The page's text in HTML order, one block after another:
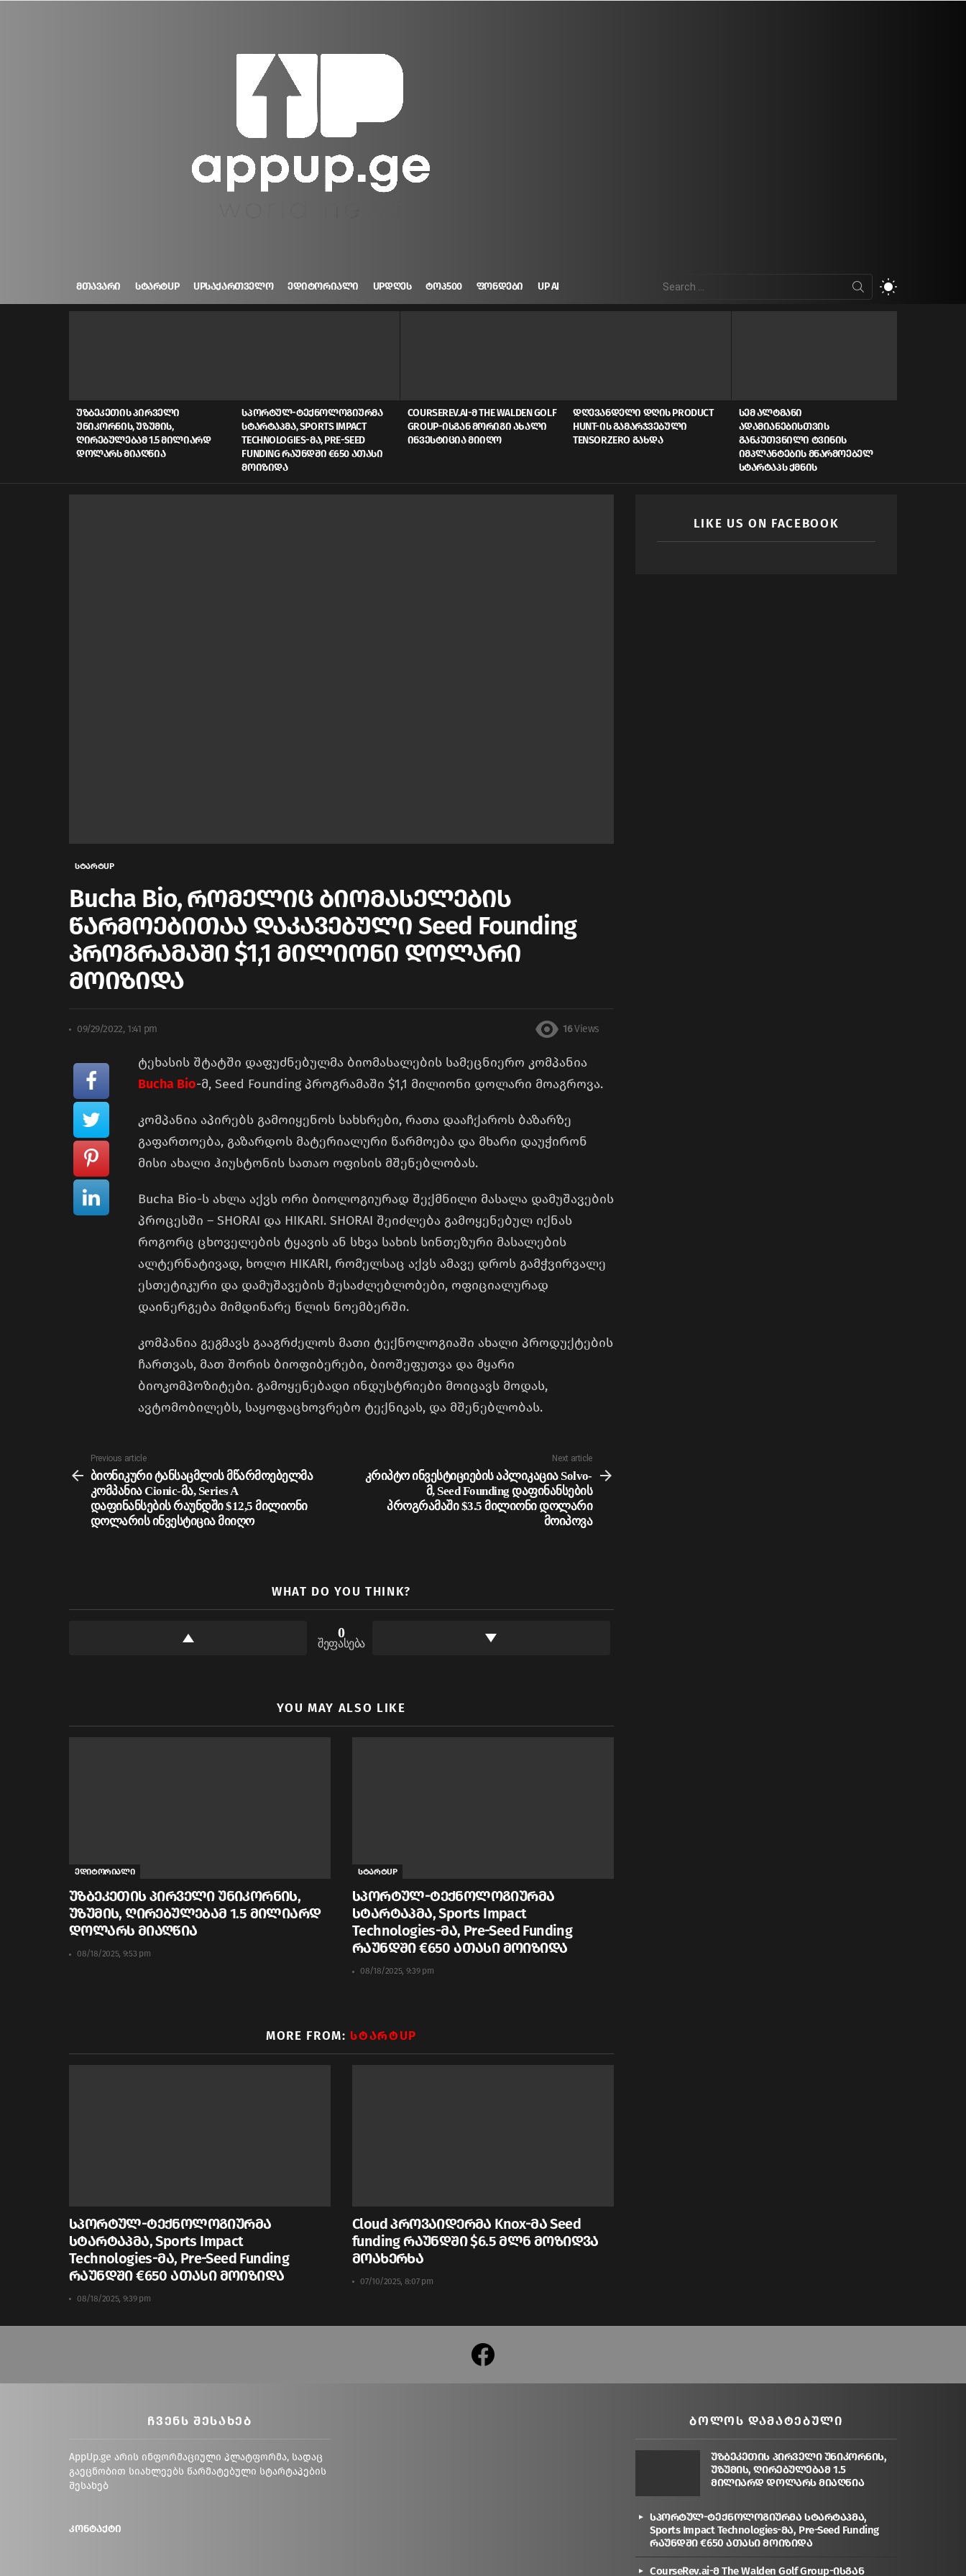
ᲛᲗᲐᲕᲐᲠᲘ ᲡᲢᲐᲠᲢUP UPᲡᲐᲥᲐᲠᲗᲕᲔᲚᲝ ᲔᲓᲘᲢᲝᲠᲘᲐᲚᲘ UPᲓᲦᲔᲡ ᲢᲝᲞ500 ᲤᲝᲜᲓᲔᲑᲘ UP AI
for:
ᲣᲖᲑᲔᲙᲔᲗᲘᲡ ᲞᲘᲠᲕᲔᲚᲘ
ᲣᲜᲘᲙᲝᲠᲜᲘᲡ, ᲣᲖᲣᲛᲘᲡ,
ᲦᲘᲠᲔᲑᲣᲚᲔᲑᲐᲛ 1.5 ᲛᲘᲚᲘᲐᲠᲓ
ᲓᲝᲚᲐᲠᲡ ᲛᲘᲐᲦᲬᲘᲐ
ᲡᲞᲝᲠᲢᲣᲚ-ᲢᲔᲥᲜᲝᲚᲝᲒᲘᲣᲠᲛᲐ
ᲡᲢᲐᲠᲢᲐᲞᲛᲐ, SPORTS IMPACT
TECHNOLOGIES-ᲛᲐ, PRE-SEED
FUNDING ᲠᲐᲣᲜᲓᲨᲘ €650 ᲐᲗᲐᲡᲘ
ᲛᲝᲘᲖᲘᲓᲐ
COURSEREV.AI-Მ THE WALDEN GOLF
GROUP-ᲘᲡᲒᲐᲜ ᲛᲝᲠᲘᲒᲘ ᲐᲮᲐᲚᲘ
ᲘᲜᲕᲔᲡᲢᲘᲪᲘᲐ ᲛᲘᲘᲦᲝ
ᲓᲦᲔᲕᲐᲜᲓᲔᲚᲘ ᲓᲦᲘᲡ PRODUCT
HUNT-ᲘᲡ ᲒᲐᲛᲐᲠᲯᲕᲔᲑᲣᲚᲘ
TENSORZERO ᲒᲐᲮᲓᲐ
ᲡᲔᲛ ᲐᲚᲢᲛᲐᲜᲘ
ᲐᲓᲐᲛᲘᲐᲜᲔᲑᲘᲡᲗᲕᲘᲡ
ᲒᲐᲜᲙᲣᲗᲕᲜᲘᲚᲘ ᲢᲕᲘᲜᲘᲡ
ᲘᲛᲞᲚᲐᲜᲢᲔᲑᲘᲡ ᲛᲬᲐᲠᲛᲝᲔᲑᲔᲚ
ᲡᲢᲐᲠᲢᲐᲞᲡ ᲥᲛᲜᲘᲡ
სტარტUP
Bucha Bio, რომელიც ბიომასელების
წარმოებითაა დაკავებული Seed Founding
პროგრამაში $1,1 მილიონი დოლარი
მოიზიდა
09/29/2022, 1:41 pm 16 Views
ტეხასის შტატში დაფუძნებულმა ბიომასალების სამეცნიერო კომპანია
Bucha Bio-მ, Seed Founding პროგრამაში $1,1 მილიონი დოლარი მოაგროვა.
კომპანია აპირებს გამოიყენოს სახსრები, რათა დააჩქაროს ბაზარზე
გაფართოება, გაზარდოს მატერიალური წარმოება და მხარი დაუჭირონ
მისი ახალი ჰიუსტონის სათაო ოფისის მშენებლობას.
Bucha Bio-ს ახლა აქვს ორი ბიოლოგიურად შექმნილი მასალა დამუშავების
პროცესში – SHORAI და HIKARI. SHORAI შეიძლება გამოყენებულ იქნას
როგორც ცხოველების ტყავის ან სხვა სახის სინთეზური მასალების
ალტერნატივად, ხოლო HIKARI, რომელსაც აქვს ამავე დროს გამჭვირვალე
ესთეტიკური და დამუშავების შესაძლებლობები, ოფიციალურად
დაინერგება მიმდინარე წლის ნოემბერში.
კომპანია გეგმავს გააგრძელოს მათი ტექნოლოგიაში ახალი პროდუქტების
ჩართვას, მათ შორის ბიოფიბერები, ბიოშეფუთვა და მყარი
ბიოკომპოზიტები. გამოყენებადი ინდუსტრიები მოიცავს მოდას,
ავტომობილებს, საყოფაცხოვრებო ტექნიკას, და მშენებლობას.
more
Previous article
ბიონიკური ტანსაცმლის მწარმოებელმა
კომპანია Cionic-მა, Series A
დაფინანსების რაუნდში $12,5 მილიონი
დოლარის ინვესტიცია მიიღო
Next article
კრიპტო ინვესტიციების აპლიკაცია Solvo-
მ, Seed Founding დაფინანსების
პროგრამაში $3.5 მილიონი დოლარი
მოიპოვა
WHAT DO YOU THINK?
0
შეფასება
YOU MAY ALSO LIKE
ედიტორიალი
უზბეკეთის პირველი უნიკორნის,
უზუმის, ღირებულებამ 1.5 მილიარდ
დოლარს მიაღწია
08/18/2025, 9:53 pm
სტარტUP
სპორტულ-ტექნოლოგიურმა
სტარტაპმა, Sports Impact
Technologies-მა, Pre-Seed Funding
რაუნდში €650 ათასი მოიზიდა
08/18/2025, 9:39 pm
MORE FROM: ᲡᲢᲐᲠᲢUP
სპორტულ-ტექნოლოგიურმა
სტარტაპმა, Sports Impact
Technologies-მა, Pre-Seed Funding
რაუნდში €650 ათასი მოიზიდა
08/18/2025, 9:39 pm
Cloud პროვაიდერმა Knox-მა Seed
funding რაუნდში $6.5 მლნ მოზიდვა
მოახერხა
07/10/2025, 8:07 pm
LIKE US ON FACEBOOK
facebook
ᲩᲕᲔᲜᲡ ᲨᲔᲡᲐᲮᲔᲑ
AppUp.ge არის ინფორმაციული პლატფორმა, სადაც
გაეცნობით სიახლეებს წარმატებული სტარტაპების
შესახებ
კონტაქტი
ᲑᲝᲚᲝᲡ ᲓᲐᲛᲐᲢᲔᲑᲣᲚᲘ
უზბეკეთის პირველი უნიკორნის,
უზუმის, ღირებულებამ 1.5
მილიარდ დოლარს მიაღწია
სპორტულ-ტექნოლოგიურმა სტარტაპმა,
Sports Impact Technologies-მა, Pre-Seed Funding
რაუნდში €650 ათასი მოიზიდა
CourseRev.ai-მ The Walden Golf Group-ისგან